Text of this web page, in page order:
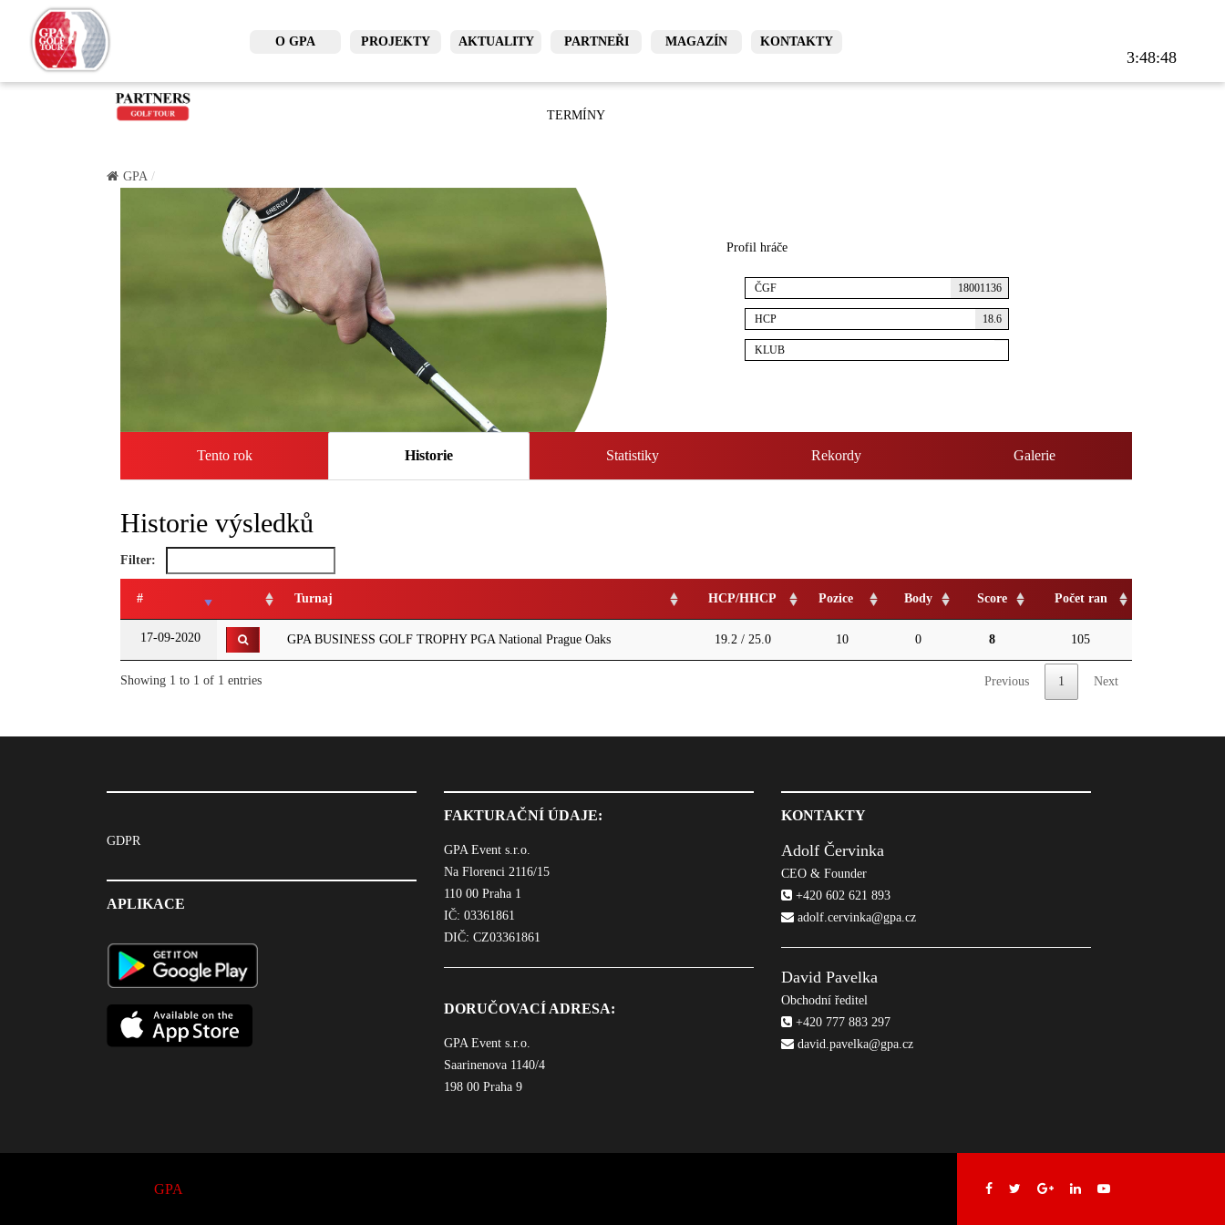
3:48:48
O GPA PROJEKTY AKTUALITY PARTNEŘI MAGAZÍN KONTAKTY
TERMÍNY
GPA
Profil hráče
ČGF 18001136
HCP 18.6
KLUB
Tento rok Historie Statistiky Rekordy Galerie
Historie výsledků
Filter:
# Turnaj HCP/HHCP Pozice Body Score Počet ran
17-09-2020 GPA BUSINESS GOLF TROPHY PGA National Prague Oaks 19.2 / 25.0 10 0 8 105
Showing 1 to 1 of 1 entries Previous 1 Next
GDPR
APLIKACE
FAKTURAČNÍ ÚDAJE:
GPA Event s.r.o.
Na Florenci 2116/15
110 00 Praha 1
IČ: 03361861
DIČ: CZ03361861
DORUČOVACÍ ADRESA:
GPA Event s.r.o.
Saarinenova 1140/4
198 00 Praha 9
KONTAKTY
Adolf Červinka
CEO & Founder
+420 602 621 893
adolf.cervinka@gpa.cz
David Pavelka
Obchodní ředitel
+420 777 883 297
david.pavelka@gpa.cz
GPA